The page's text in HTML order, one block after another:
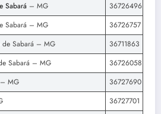
Sabará – MG
36726496
Sabará – MG
36726757
Sabará – MG
36711863
Sabará – MG
36726058
MG
36727690
36727701